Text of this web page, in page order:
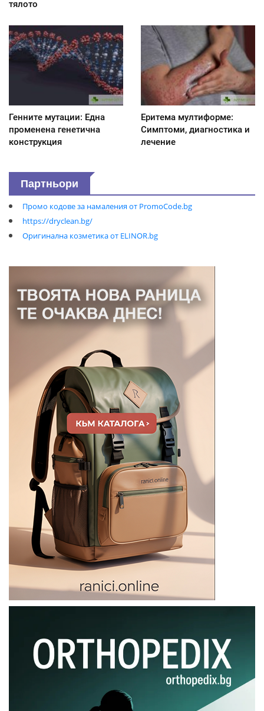
тялото
Генните мутации: Една
променена генетична
конструкция
Еритема мултиформе:
Симптоми, диагностика и
лечение
Партньори
Промо кодове за намаления от PromoCode.bg
https://dryclean.bg/
Оригинална козметика от ELINOR.bg